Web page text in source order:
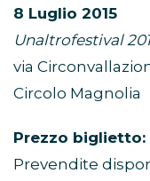
8 Luglio 2015
Unaltrofestival
via
Circolo Magnolia
Prezzo biglietto:
Prevendite